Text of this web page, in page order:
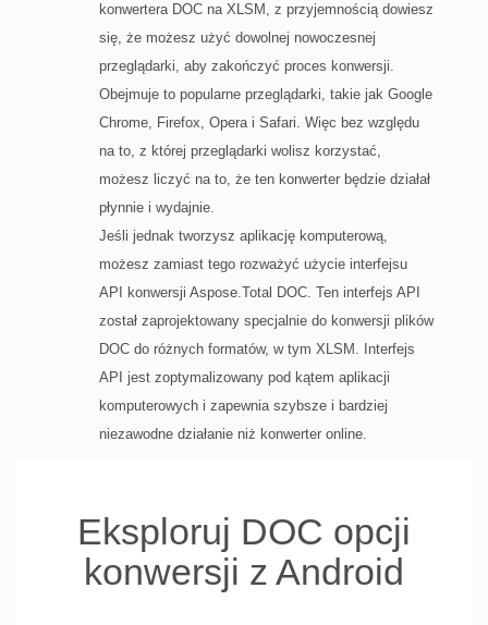
konwertera DOC na XLSM, z przyjemnością dowiesz
się, że możesz użyć dowolnej nowoczesnej
przeglądarki, aby zakończyć proces konwersji.
Obejmuje to popularne przeglądarki, takie jak Google
Chrome, Firefox, Opera i Safari. Więc bez względu
na to, z której przeglądarki wolisz korzystać,
możesz liczyć na to, że ten konwerter będzie działał
płynnie i wydajnie.
Jeśli jednak tworzysz aplikację komputerową,
możesz zamiast tego rozważyć użycie interfejsu
API konwersji Aspose.Total DOC. Ten interfejs API
został zaprojektowany specjalnie do konwersji plików
DOC do różnych formatów, w tym XLSM. Interfejs
API jest zoptymalizowany pod kątem aplikacji
komputerowych i zapewnia szybsze i bardziej
niezawodne działanie niż konwerter online.
Eksploruj DOC opcji
konwersji z Android